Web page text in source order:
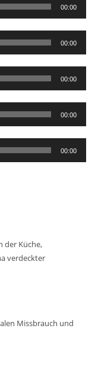
00:00
00:00
00:00
00:00
00:00
der Küche,
verdeckter
Missbrauch und